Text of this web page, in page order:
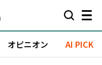
オピニオン AI PICK